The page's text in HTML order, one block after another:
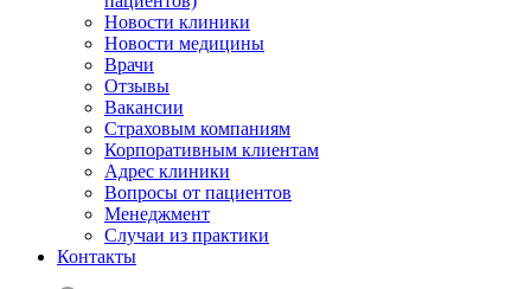
Новости клиники
Новости медицины
Врачи
Отзывы
Вакансии
Страховым компаниям
Корпоративным клиентам
Адрес клиники
Вопросы от пациентов
Менеджмент
Случаи из практики
Контакты